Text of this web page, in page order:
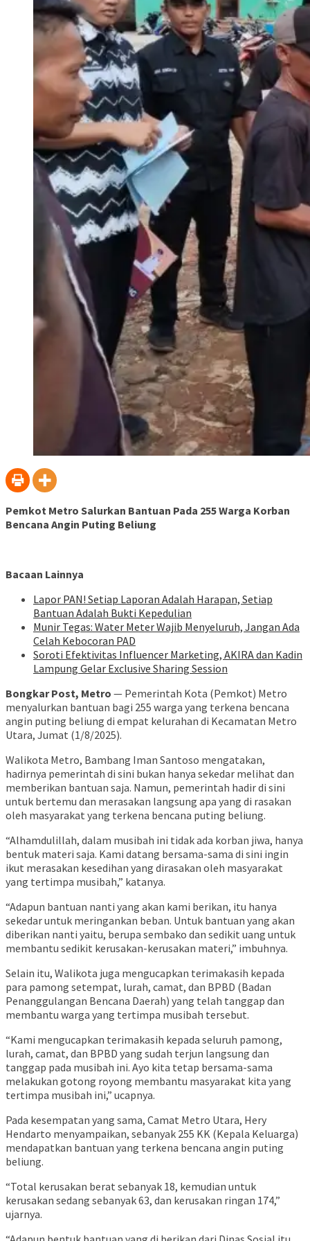
Pemkot Metro Salurkan Bantuan Pada 255 Warga Korban
Bencana Angin Puting Beliung
Bacaan Lainnya
Lapor PAN! Setiap Laporan Adalah Harapan, Setiap
Bantuan Adalah Bukti Kepedulian
Munir Tegas: Water Meter Wajib Menyeluruh, Jangan Ada
Celah Kebocoran PAD
Soroti Efektivitas Influencer Marketing, AKIRA dan Kadin
Lampung Gelar Exclusive Sharing Session
Bongkar Post, Metro — Pemerintah Kota (Pemkot) Metro
menyalurkan bantuan bagi 255 warga yang terkena bencana
angin puting beliung di empat kelurahan di Kecamatan Metro
Utara, Jumat (1/8/2025).
Walikota Metro, Bambang Iman Santoso mengatakan,
hadirnya pemerintah di sini bukan hanya sekedar melihat dan
memberikan bantuan saja. Namun, pemerintah hadir di sini
untuk bertemu dan merasakan langsung apa yang di rasakan
oleh masyarakat yang terkena bencana puting beliung.
“Alhamdulillah, dalam musibah ini tidak ada korban jiwa, hanya
bentuk materi saja. Kami datang bersama-sama di sini ingin
ikut merasakan kesedihan yang dirasakan oleh masyarakat
yang tertimpa musibah,” katanya.
“Adapun bantuan nanti yang akan kami berikan, itu hanya
sekedar untuk meringankan beban. Untuk bantuan yang akan
diberikan nanti yaitu, berupa sembako dan sedikit uang untuk
membantu sedikit kerusakan-kerusakan materi,” imbuhnya.
Selain itu, Walikota juga mengucapkan terimakasih kepada
para pamong setempat, lurah, camat, dan BPBD (Badan
Penanggulangan Bencana Daerah) yang telah tanggap dan
membantu warga yang tertimpa musibah tersebut.
“Kami mengucapkan terimakasih kepada seluruh pamong,
lurah, camat, dan BPBD yang sudah terjun langsung dan
tanggap pada musibah ini. Ayo kita tetap bersama-sama
melakukan gotong royong membantu masyarakat kita yang
tertimpa musibah ini,” ucapnya.
Pada kesempatan yang sama, Camat Metro Utara, Hery
Hendarto menyampaikan, sebanyak 255 KK (Kepala Keluarga)
mendapatkan bantuan yang terkena bencana angin puting
beliung.
“Total kerusakan berat sebanyak 18, kemudian untuk
kerusakan sedang sebanyak 63, dan kerusakan ringan 174,”
ujarnya.